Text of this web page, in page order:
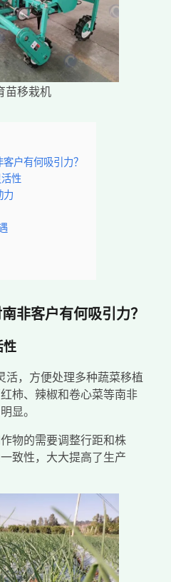
苗移栽机
户有何吸引力？
性
力
非客户有何吸引力？
性
活，方便处理多种蔬菜移植
柿、辣椒和卷心菜等南非
显。
物的需要调整行距和株
致性，大大提高了生产